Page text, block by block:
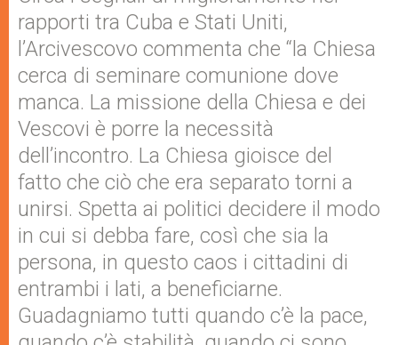
rapporti tra Cuba e Stati Uniti,
l’Arcivescovo commenta che “la Chiesa
cerca di seminare comunione dove
manca. La missione della Chiesa e dei
Vescovi è porre la necessità
dell’incontro. La Chiesa gioisce del
fatto che ciò che era separato torni a
unirsi. Spetta ai politici decidere il modo
in cui si debba fare, così che sia la
persona, in questo caos i cittadini di
entrambi i lati, a beneficiarne.
Guadagniamo tutti quando c’è la pace,